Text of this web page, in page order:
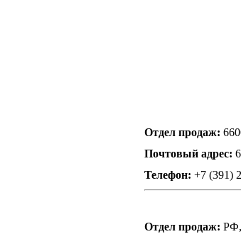
Отдел продаж:
Почтовый адрес:
Телефон: +7 (391)
Отдел продаж: РФ,